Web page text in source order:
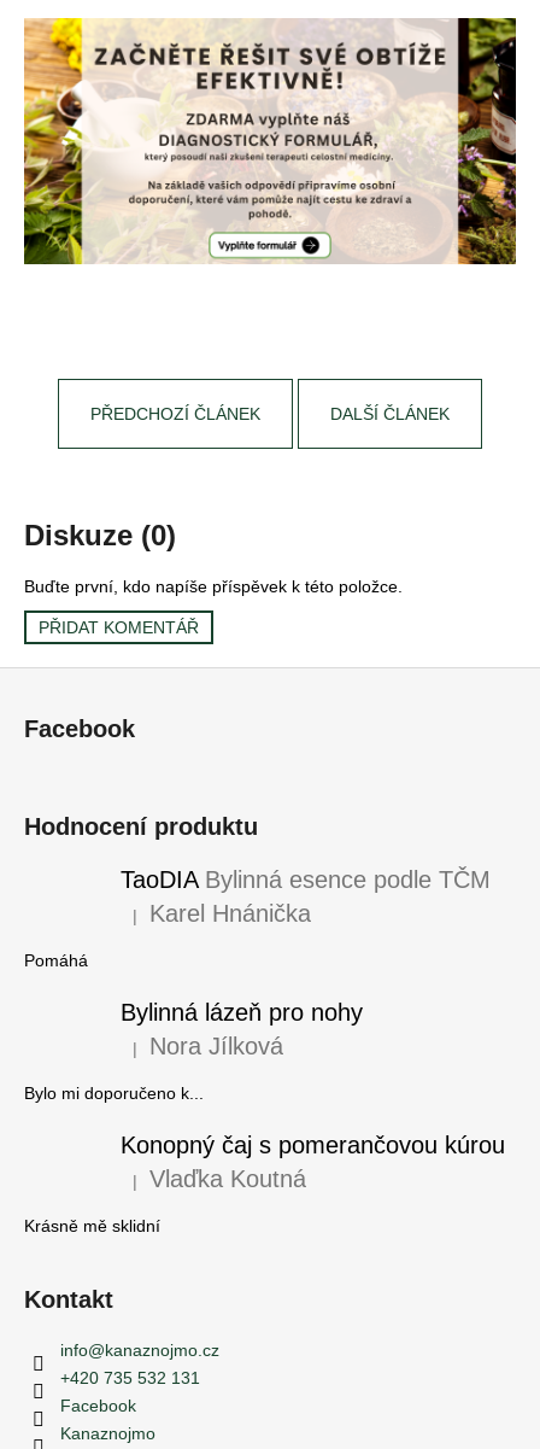
PŘEDCHOZÍ ČLÁNEK DALŠÍ ČLÁNEK
Diskuze (0)
Buďte první, kdo napíše příspěvek k této položce.
PŘIDAT KOMENTÁŘ
Facebook
Hodnocení produktu
TaoDIA Bylinná esence podle TČM
Hodnocení produktu je 5 z 5 hvězdiček.
| Karel Hnánička
Pomáhá
Bylinná lázeň pro nohy
Hodnocení produktu je 5 z 5 hvězdiček.
| Nora Jílková
Bylo mi doporučeno k...
Konopný čaj s pomerančovou kúrou
Hodnocení produktu je 5 z 5 hvězdiček.
| Vlaďka Koutná
Krásně mě sklidní
Kontakt
info@kanaznojmo.cz
+420 735 532 131
Facebook
Kanaznojmo